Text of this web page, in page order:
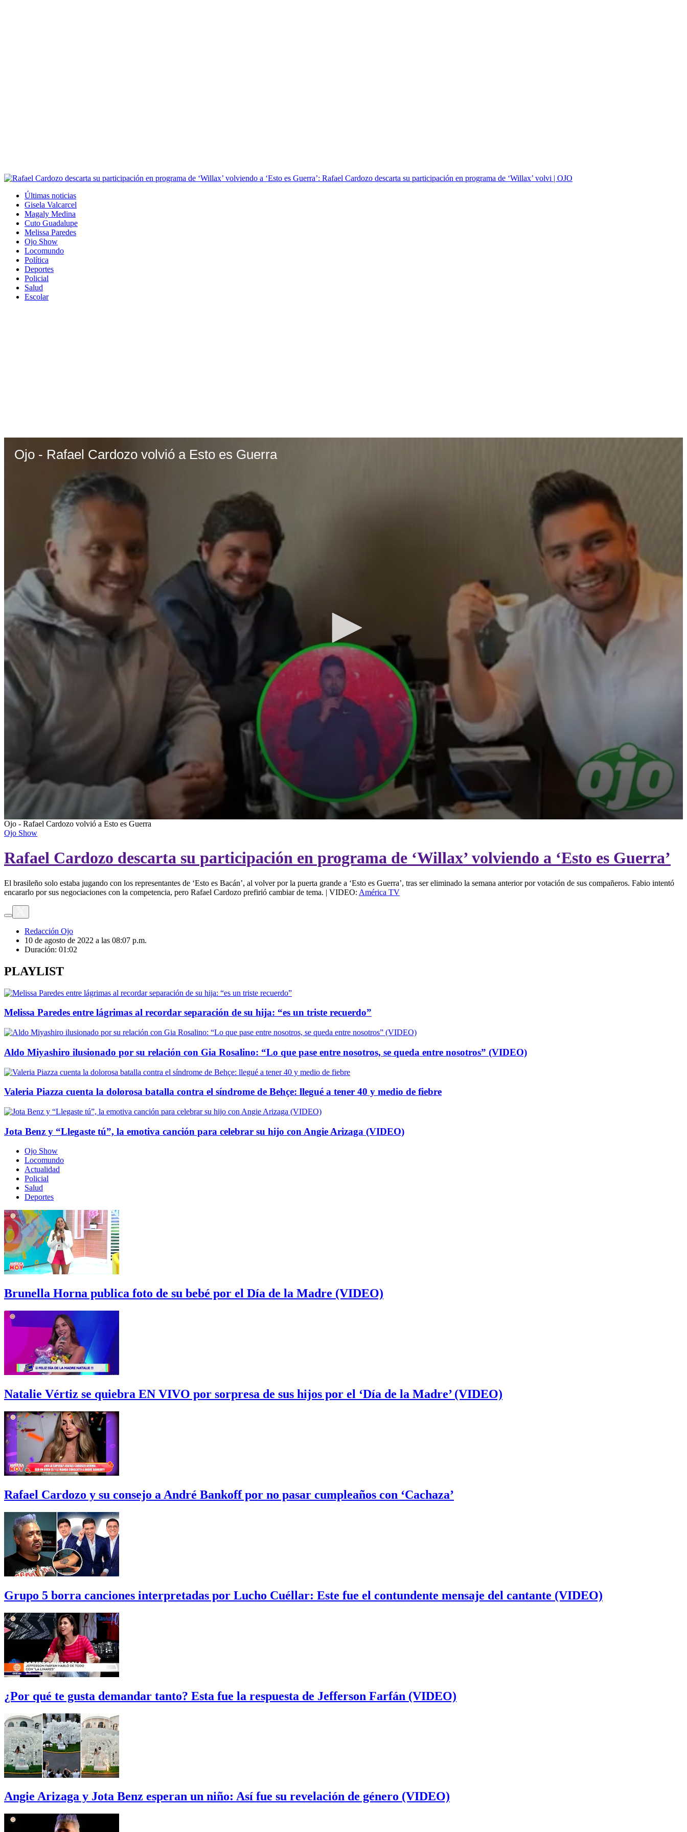
Últimas noticias
Gisela Valcarcel
Magaly Medina
Cuto Guadalupe
Melissa Paredes
Ojo Show
Locomundo
Política
Deportes
Policial
Salud
Escolar
Ojo - Rafael Cardozo volvió a Esto es Guerra
0
seconds
of
secondsVolume
90%
Ojo - Rafael Cardozo volvió a Esto es Guerra
Ojo Show
Rafael Cardozo descarta su participación en programa de ‘Willax’ volviendo a ‘Esto es Guerra’
El brasileño solo estaba jugando con los representantes de ‘Esto es Bacán’, al volver por la puerta grande a ‘Esto es Guerra’, tras ser eliminado la semana anterior por votación de sus compañeros. Fabio intentó
encararlo por sus negociaciones con la competencia, pero Rafael Cardozo prefirió cambiar de tema. | VIDEO: América TV
Redacción Ojo
10 de agosto de 2022 a las 08:07 p.m.
Duración: 01:02
PLAYLIST
Melissa Paredes entre lágrimas al recordar separación de su hija: “es un triste recuerdo”
Aldo Miyashiro ilusionado por su relación con Gia Rosalino: “Lo que pase entre nosotros, se queda entre nosotros” (VIDEO)
Valeria Piazza cuenta la dolorosa batalla contra el síndrome de Behçe: llegué a tener 40 y medio de fiebre
Jota Benz y “Llegaste tú”, la emotiva canción para celebrar su hijo con Angie Arizaga (VIDEO)
Ojo Show
Locomundo
Actualidad
Policial
Salud
Deportes
Brunella Horna publica foto de su bebé por el Día de la Madre (VIDEO)
Natalie Vértiz se quiebra EN VIVO por sorpresa de sus hijos por el ‘Día de la Madre’ (VIDEO)
Rafael Cardozo y su consejo a André Bankoff por no pasar cumpleaños con ‘Cachaza’
Grupo 5 borra canciones interpretadas por Lucho Cuéllar: Este fue el contundente mensaje del cantante (VIDEO)
¿Por qué te gusta demandar tanto? Esta fue la respuesta de Jefferson Farfán (VIDEO)
Angie Arizaga y Jota Benz esperan un niño: Así fue su revelación de género (VIDEO)